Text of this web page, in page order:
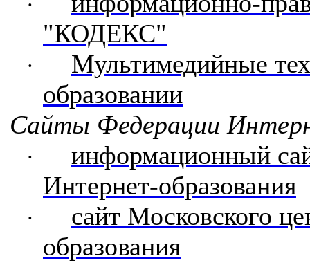
"КОДЕКС"
·
Мультимедийные
образовании
Сайты Федерации
·
информационный
Интернет-образования
·
сайт Московского
образования